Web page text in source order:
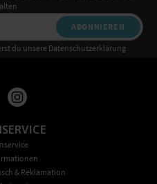
ABONNIEREN
du unsere Datenschutzerklärung
& Reklamation